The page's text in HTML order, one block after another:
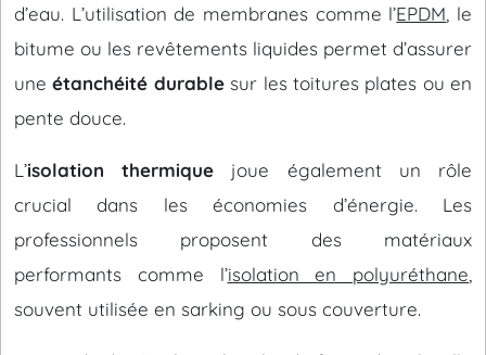
d’eau. L’utilisation de membranes comme l’EPDM , le
bitume ou les revêtements liquides permet d’assurer
uneétanchéité durablesur les toitures plates ou en
pente douce.
L’isolation thermique joue également un rôle
crucial dans les économies d’énergie. Les
professionnels proposent des matériaux
performants comme l’isolation en polyuréthane
souvent utilisée en sarking ou sous couverture.